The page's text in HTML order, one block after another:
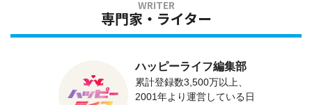
専門家・ライター
ハッピーライフ編集部
累計登録数3,500万以上、
2001年より運営している日